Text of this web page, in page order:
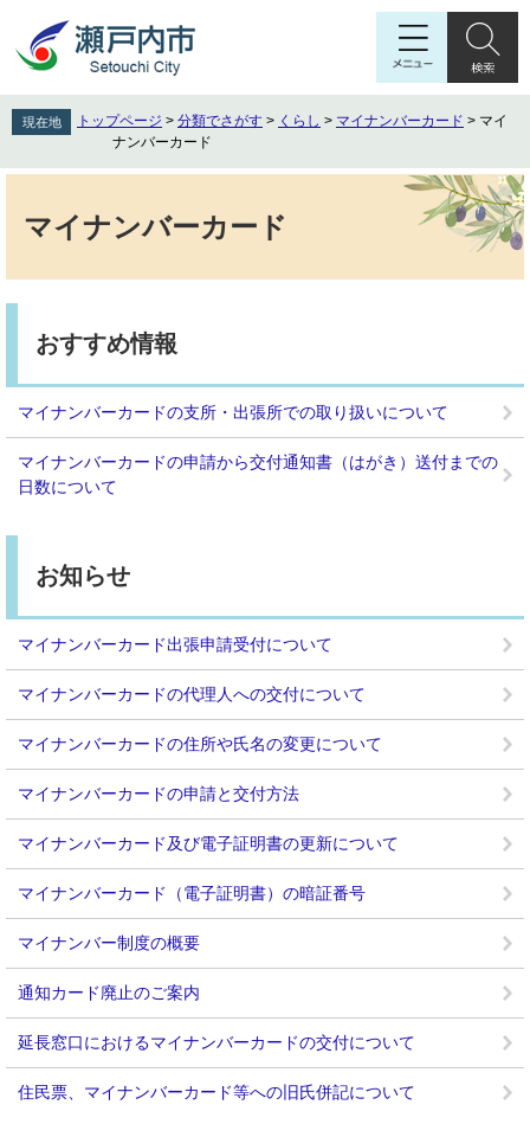
先
頭
を
飛
へ
現在地 トップページ > 分類でさがす > くらし > マイナンバーカード > マイ
ナンバーカード
マイナンバーカード
おすすめ情報
マイナンバーカードの支所・出張所での取り扱いについて
マイナンバーカードの申請から交付通知書（はがき）送付までの
日数について
お知らせ
マイナンバーカード出張申請受付について
マイナンバーカードの代理人への交付について
マイナンバーカードの住所や氏名の変更について
マイナンバーカードの申請と交付方法
マイナンバーカード及び電子証明書の更新について
マイナンバーカード（電子証明書）の暗証番号
マイナンバー制度の概要
通知カード廃止のご案内
延長窓口におけるマイナンバーカードの交付について
住民票、マイナンバーカード等への旧氏併記について